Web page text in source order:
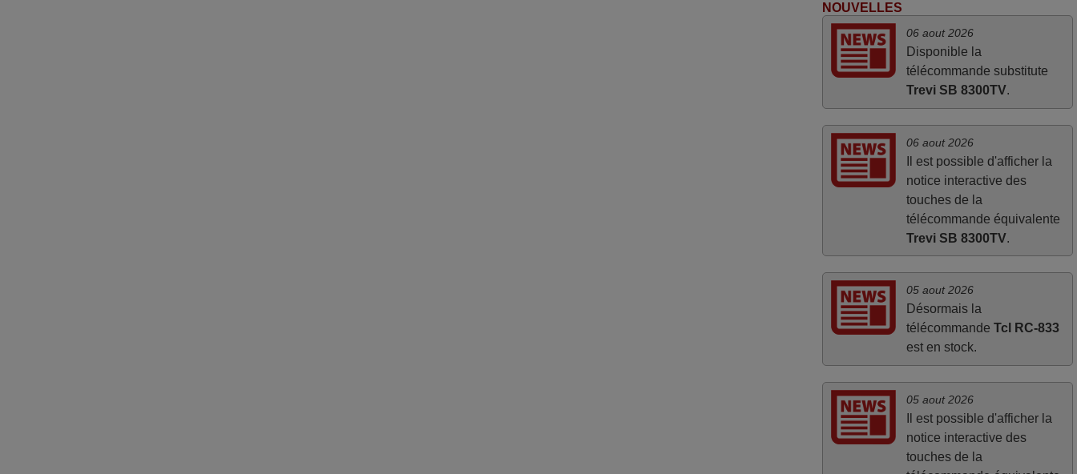
Parfait.. je recommande..!
Joel,
NOUVELLES
06 aout 2026
Disponible la
télécommande substitute
Trevi SB 8300TV.
06 aout 2026
Il est possible d'afficher la
notice interactive des
touches de la
télécommande équivalente
Trevi SB 8300TV.
05 aout 2026
Désormais la
télécommande Tcl RC-833
est en stock.
05 aout 2026
Il est possible d'afficher la
notice interactive des
touches de la